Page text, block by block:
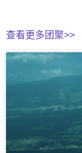
查看更多团聚>>